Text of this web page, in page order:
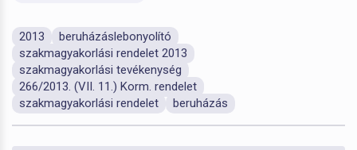
2013
beruházáslebonyolító
szakmagyakorlási rendelet 2013
szakmagyakorlási tevékenység
266/2013. (VII. 11.) Korm. rendelet
szakmagyakorlási rendelet
beruházás